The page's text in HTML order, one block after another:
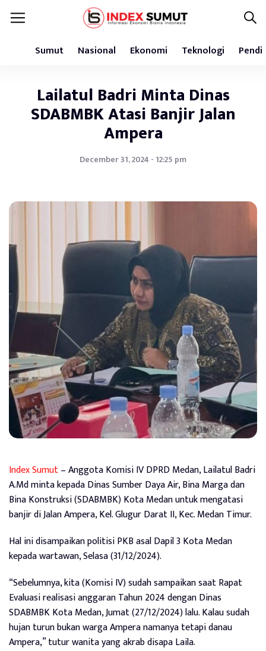
Sumut Nasional Ekonomi Teknologi
Lailatul Badri Minta Dinas
SDABMBK Atasi Banjir Jalan
Ampera
December 31, 2024 - 12:25 pm
Index Sumut– Anggota Komisi IV DPRD Medan, Lailatul Badri
A.Md minta kepada Dinas Sumber Daya Air, Bina Marga dan
Bina Konstruksi (SDABMBK) Kota Medan untuk mengatasi
banjir di Jalan Ampera, Kel. Glugur Darat II, Kec. Medan Timur.
Hal ini disampaikan politisi PKB asal Dapil 3 Kota Medan
kepada wartawan, Selasa (31/12/2024).
“Sebelumnya, kita (Komisi IV) sudah sampaikan saat Rapat
Evaluasi realisasi anggaran Tahun 2024 dengan Dinas
SDABMBK Kota Medan, Jumat (27/12/2024) lalu. Kalau sudah
hujan turun bukan warga Ampera namanya tetapi danau
Ampera,” tutur wanita yang akrab disapa Laila.